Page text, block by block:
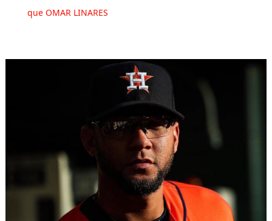
que OMAR LINARES